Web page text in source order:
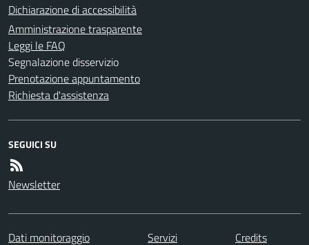
Dichiarazione di accessibilità
Amministrazione trasparente
Leggi le FAQ
Segnalazione disservizio
Prenotazione appuntamento
Richiesta d'assistenza
SEGUICI SU
Newsletter
Dati monitoraggio Servizi Credits